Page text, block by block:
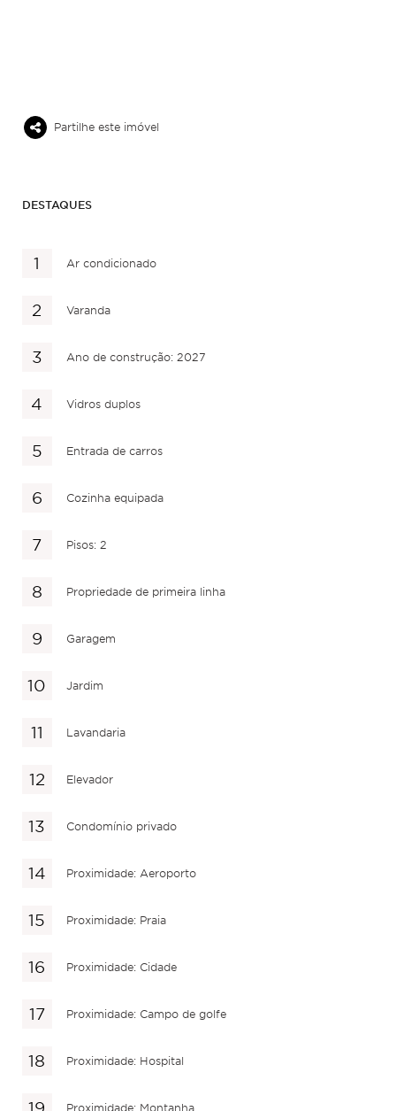
Partilhe este imóvel
DESTAQUES
Ar condicionado
Varanda
Ano de construção: 2027
Vidros duplos
Entrada de carros
Cozinha equipada
Pisos: 2
Propriedade de primeira linha
Garagem
Jardim
Lavandaria
Elevador
Condomínio privado
Proximidade: Aeroporto
Proximidade: Praia
Proximidade: Cidade
Proximidade: Campo de golfe
Proximidade: Hospital
Proximidade: Montanha